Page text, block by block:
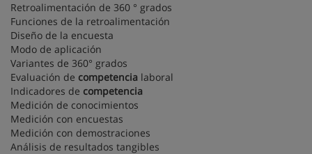
Retroalimentación de 360 ° grados
Funciones de la retroalimentación
Diseño de la encuesta
Modo de aplicación
Variantes de 360° grados
Evaluación de competencia laboral
Indicadores de competencia
Medición de conocimientos
Medición con encuestas
Medición con demostraciones
Análisis de resultados tangibles